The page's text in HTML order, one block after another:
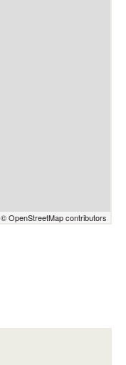
© OpenStreetMap contributors